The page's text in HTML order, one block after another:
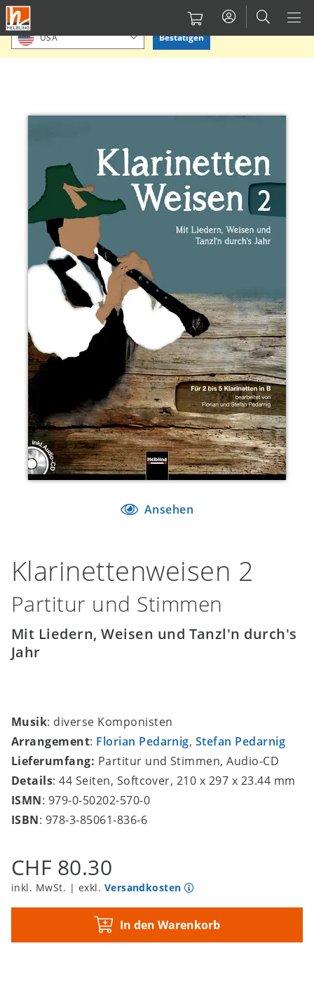
Direkt
zum
Inhalt
Bitte Standort bestätigen oder einen anderen auswählen.
USA Bestätigen
Ansehen
Klarinettenweisen 2
Partitur und Stimmen
Mit Liedern, Weisen und Tanzl'n durch's
Jahr
Musik: diverse Komponisten
Arrangement: Florian Pedarnig, Stefan Pedarnig
Lieferumfang: Partitur und Stimmen, Audio-CD
Details: 44 Seiten, Softcover, 210 x 297 x 23.44 mm
ISMN: 979-0-50202-570-0
ISBN: 978-3-85061-836-6
CHF 80.30
inkl. MwSt. | exkl. Versandkosten
In den Warenkorb